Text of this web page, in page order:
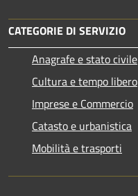
CATEGORIE DI SERVIZIO
Anagrafe e stato civile
Cultura e tempo libero
Imprese e Commercio
Catasto e urbanistica
Mobilità e trasporti